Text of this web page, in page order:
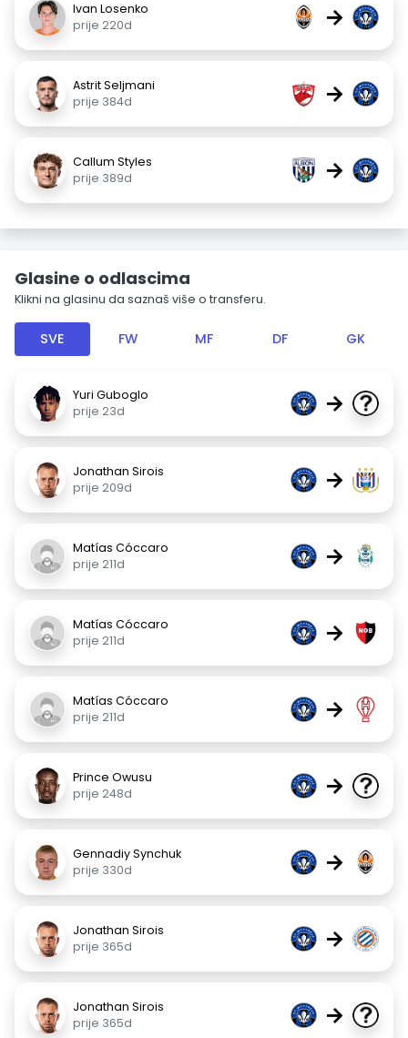
Ivan Losenko
prije 220d
→
Astrit Seljmani
prije 384d
→
Callum Styles
prije 389d
→
Glasine o odlascima
Klikni na glasinu da saznaš više o transferu.
SVE FW MF DF GK
Yuri Guboglo
prije 23d
→
Jonathan Sirois
prije 209d
→
Matías Cóccaro
prije 211d
→
Matías Cóccaro
prije 211d
→
Matías Cóccaro
prije 211d
→
Prince Owusu
prije 248d
→
Gennadiy Synchuk
prije 330d
→
Jonathan Sirois
prije 365d
→
Jonathan Sirois
prije 365d
→